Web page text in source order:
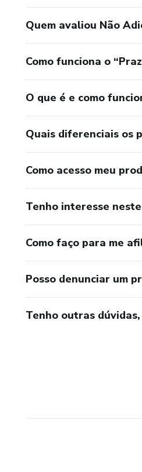
Quem avaliou Não
Como funciona o
O que é e como
Quais diferenciais os
Como acesso meu
Tenho interesse
Como faço para me
Posso denunciar um
Tenho outras